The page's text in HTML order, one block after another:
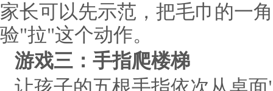
家长可以先示范，把毛巾的一
验"拉"这个动作。
游戏三：手指爬楼梯